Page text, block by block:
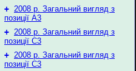
+ 2008 р. Загальний вигляд з
позиції А3
+ 2008 р. Загальний вигляд з
позиції С3
+ 2008 р. Загальний вигляд з
позиції С3